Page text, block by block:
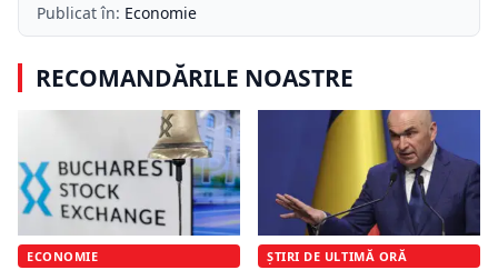
Publicat în: Economie
RECOMANDĂRILE NOASTRE
ECONOMIE ȘTIRI DE ULTIMĂ ORĂ